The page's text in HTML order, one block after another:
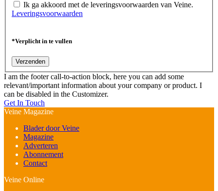
Ik ga akkoord met de leveringsvoorwaarden van Veine.
Leveringsvoorwaarden
*Verplicht in te vullen
Verzenden
I am the footer call-to-action block, here you can add some
relevant/important information about your company or product. I
can be disabled in the Customizer.
Get In Touch
Veine Magazine
Blader door Veine
Magazine
Adverteren
Abonnement
Contact
Veine Online